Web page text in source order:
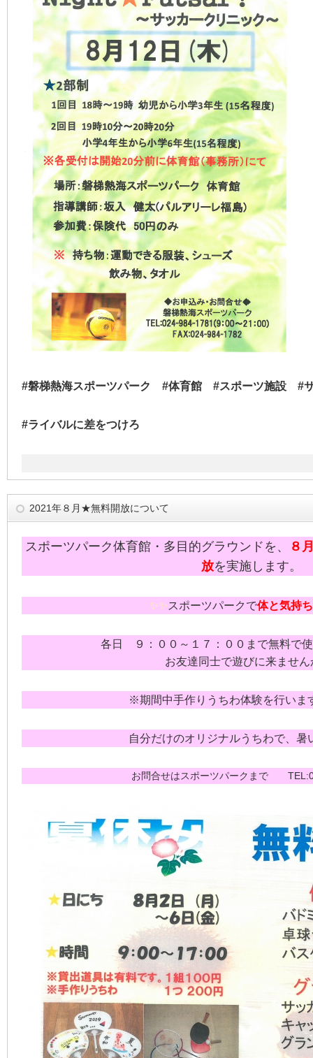
#磐梯熱海スポーツパーク #体育館 #スポーツ施設 #
#ライバルに差をつけろ
2021年８月★無料開放について
スポーツパーク体育館・多目的グラウンドを、
８
放を実施します。
✨✨スポーツパークで体と気持
各日 ９：００～１７：００まで無料で使用で
お友達同士で遊びに来ません
※期間中手作りうちわ体験を行いま
自分だけのオリジナルうちわで、暑い
お問合せはスポーツパークまで